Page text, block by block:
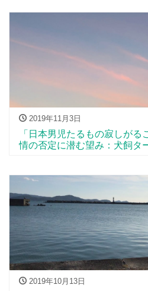
2019年11月3日
「日本男児たるもの寂しが
情の否定に潜む望み：犬飼タ
2019年10月13日